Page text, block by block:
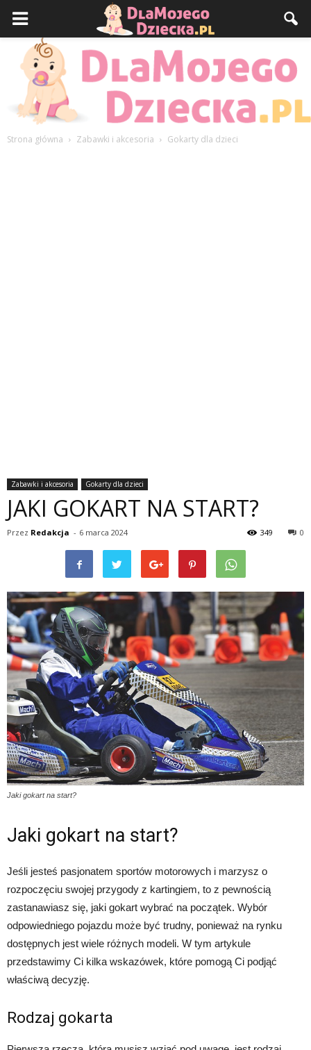
Strona główna Zabawki i akcesoria Gokarty dla dzieci
Zabawki i akcesoria Gokarty dla dzieci
JAKI GOKART NA START?
Przez Redakcja - 6 marca 2024 0
349
Jaki gokart na start?
Jaki gokart na start?
Jeśli jesteś pasjonatem sportów motorowych i marzysz o
rozpoczęciu swojej przygody z kartingiem, to z pewnością
zastanawiasz się, jaki gokart wybrać na początek. Wybór
odpowiedniego pojazdu może być trudny, ponieważ na rynku
dostępnych jest wiele różnych modeli. W tym artykule
przedstawimy Ci kilka wskazówek, które pomogą Ci podjąć
właściwą decyzję.
Rodzaj gokarta